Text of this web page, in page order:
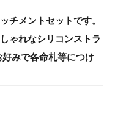
チメントセットです。
ゃれなシリコンストラ
みで各命札等につけ